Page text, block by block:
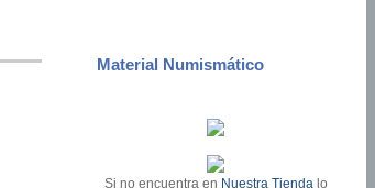
Material Numismático
Si no encuentra en Nuestra Tienda lo